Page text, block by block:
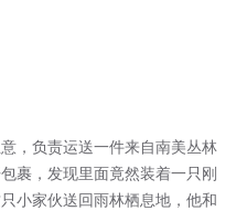
，负责运送一件来自南美丛林
裹，发现里面竟然装着一只刚
小家伙送回雨林栖息地，他和